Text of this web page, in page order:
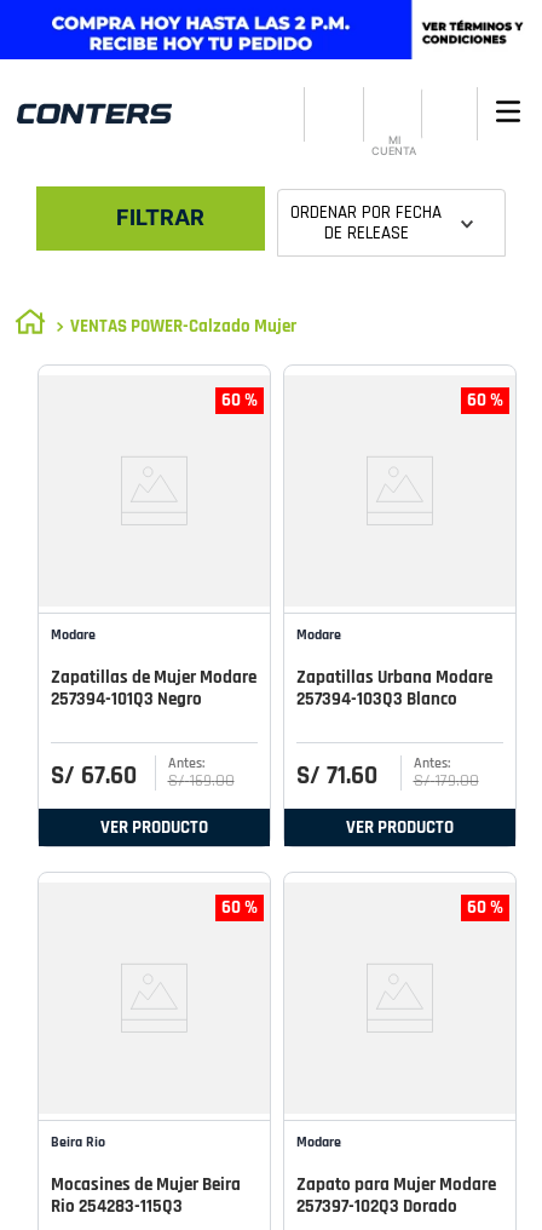
MI
CUENTA
FILTRAR ORDENAR POR FECHA
DE RELEASE
VENTAS POWER-Calzado Mujer
60 %
Modare
Zapatillas de Mujer Modare
257394-101Q3 Negro
S/ 67.60 S/ 169.00
VER PRODUCTO
60 %
Modare
Zapatillas Urbana Modare
257394-103Q3 Blanco
S/ 71.60 S/ 179.00
VER PRODUCTO
60 %
Beira Rio
Mocasines de Mujer Beira
Rio 254283-115Q3
60 %
Modare
Zapato para Mujer Modare
257397-102Q3 Dorado